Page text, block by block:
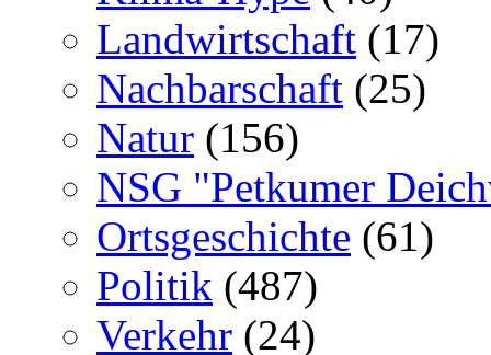
Landwirtschaft (17)
Nachbarschaft (25)
Natur (156)
NSG "Petkumer
Ortsgeschichte (61)
Politik (487)
Verkehr (24)